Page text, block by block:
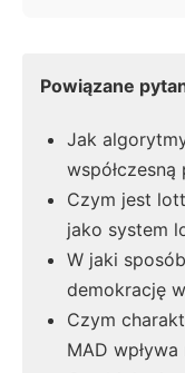
Powiązane
Jak
Czym jest
jako system
W jaki
demokrację
Czym
MAD